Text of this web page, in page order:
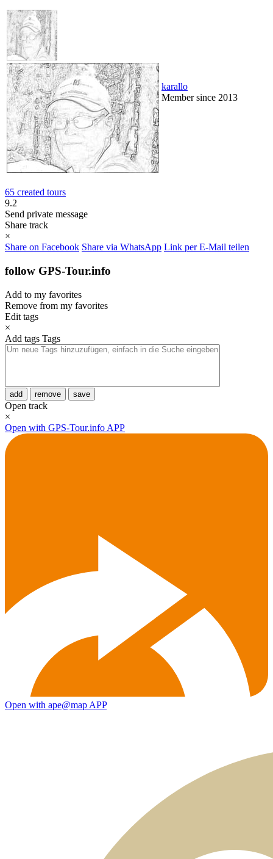
karallo
Member since 2013
65 created tours
9.2
Send private message
Share track
×
Share on Facebook Share via WhatsApp Link per E-Mail teilen
follow GPS-Tour.info
Add to my favorites
Remove from my favorites
Edit tags
×
Add tags Tags
add remove save
Open track
×
Open with GPS-Tour.info APP
Open with ape@map APP